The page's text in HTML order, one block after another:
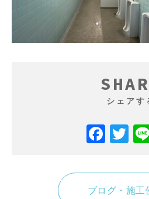
シェアす
ブログ・施工